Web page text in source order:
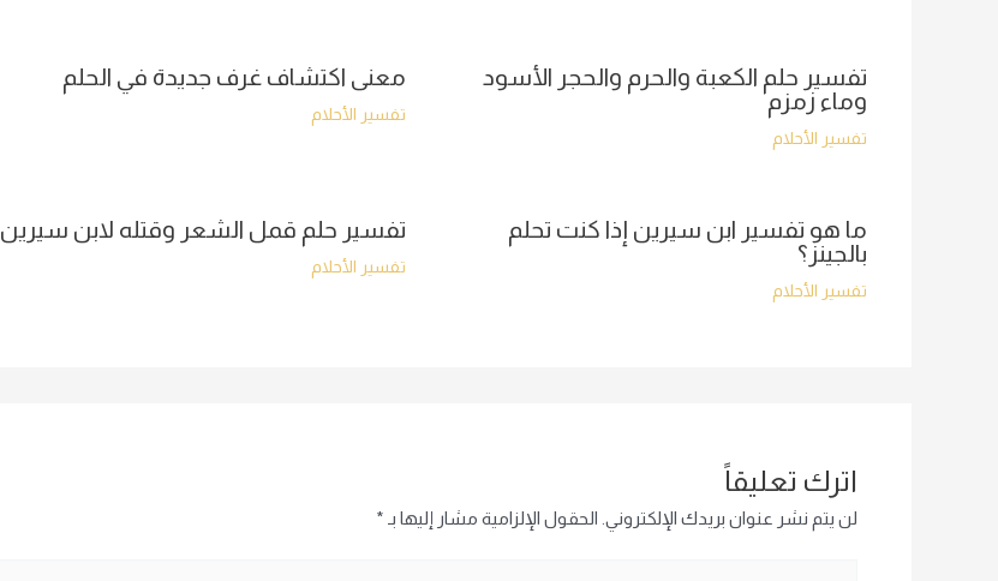
تفسير حلم الكعبة والحرم والحجر الأسود
وماء زمزم
تفسير الأحلام
معنى اكتشاف غرف جديدة في الحلم
تفسير الأحلام
ما هو تفسير ابن سيرين إذا كنت تحلم
بالجينز؟
تفسير الأحلام
تفسير حلم قمل الشعر وقتله لابن سيرين
تفسير الأحلام
اترك تعليقاً
لن يتم نشر عنوان بريدك الإلكتروني. الحقول الإلزامية مشار إليها بـ *